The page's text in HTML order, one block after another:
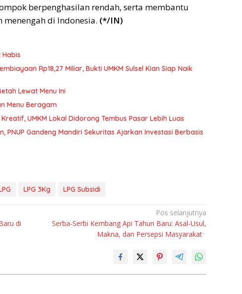
berpenghasilan rendah, serta membantu
menengah di Indonesia. (*/IN)
Habis
Rp18,27 Miliar, Bukti UMKM Sulsel Kian Siap Naik
Lewat Menu Ini
Menu Beragam
UMKM Lokal Didorong Tembus Pasar Lebih Luas
PNUP Gandeng Mandiri Sekuritas Ajarkan Investasi Berbasis
LPG 3Kg LPG Subsidi
di
Pos selanjutnya
Serba-Serbi Kembang Api Tahun Baru: Asal-Usul,
Makna, dan Persepsi Masyarakat